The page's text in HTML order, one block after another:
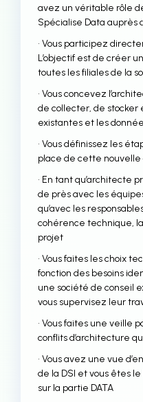
avez un véritable rôle
Spécialise Data auprès
• Vous participez
L’objectif est de créer
toutes les filiales de la
• Vous concevez
de collecter, de stocker
existantes et les
• Vous définissez les
place de cette
• En tant qu’architecte
de près avec les
qu’avec les
cohérence technique,
projet
• Vous faites les choix
fonction des besoins
une société de conseil
vous supervisez leur
• Vous faites une veille
conflits d’architecture
• Vous avez une vue
de la DSI et vous êtes
sur la partie DATA